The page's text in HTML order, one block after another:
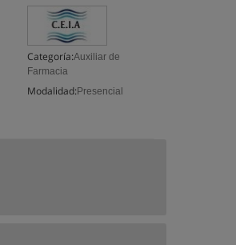
Categoría:Auxiliar de
Farmacia
Modalidad: Presencial